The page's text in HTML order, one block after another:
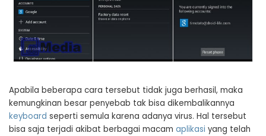
Apabila beberapa cara tersebut tidak juga berhasil, maka
kemungkinan besar penyebab tak bisa dikembalikannya
keyboard seperti semula karena adanya virus. Hal tersebut
bisa saja terjadi akibat berbagai macam aplikasi yang telah